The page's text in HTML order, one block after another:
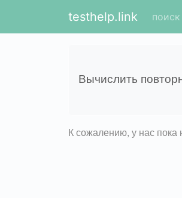
testhelp.link поиск
Вычислить
К сожалению, у нас пока